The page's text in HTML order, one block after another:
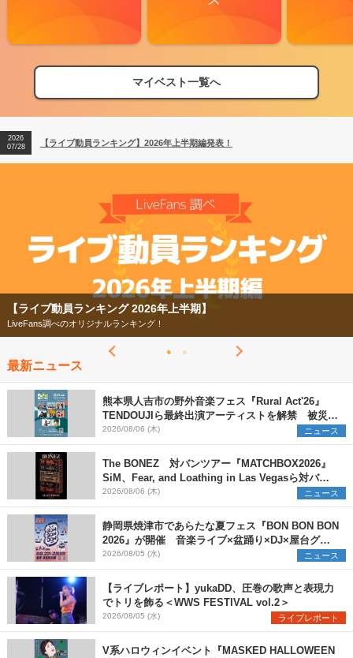
マイベスト一覧へ
【ライブ動員ランキング】2026年上半期編発表！
【フェス特集2026】フェス情報はここから！
2026
07/28
【ライブ動員ランキング】2026年上半期編発表！
【ライブ動員ランキング 2026年上半期】
LiveFans調べのオリジナルランキング！
最新ニュース
熊本県人吉市の野外音楽フェス『Rural Act'26』
TENDOUJIら最終出演アーティストを解禁 被災地
支援プロジェクトの始動も発表
2026/08/06 (木) ニュース
The BONEZ 対バンツアー『MATCHBOX2026』
SiM、Fear, and Loathing in Las Vegasら対バン
アーティストを一斉解禁
2026/08/06 (木) ニュース
静岡県焼津市であらたな夏フェス『BON BON BON
2026』が開催 音楽ライブ×盆踊り×DJ×屋台グル
メ×ランタンナイトで彩る2日間
2026/08/05 (水) ニュース
【ライブレポート】yukaDD、圧巻の歌声と表現力
でトリを飾る＜WWS FESTIVAL vol.2＞
2026/08/05 (水) ライブレポート
V系ハロウィンイベント『MASKED HALLOWEEN